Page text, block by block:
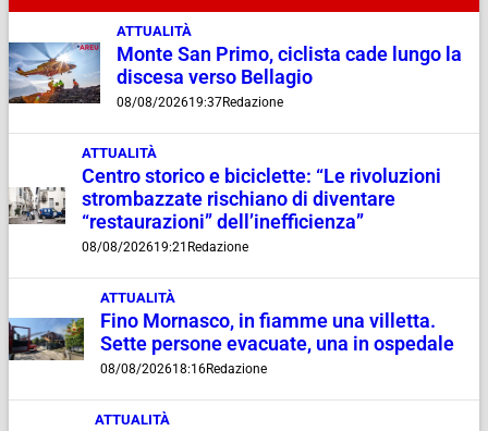
ATTUALITÀ
Monte San Primo, ciclista cade lungo la
discesa verso Bellagio
08/08/202619:37Redazione
ATTUALITÀ
Centro storico e biciclette: “Le rivoluzioni
strombazzate rischiano di diventare
“restaurazioni” dell’inefficienza”
08/08/202619:21 Redazione
ATTUALITÀ
Fino Mornasco, in fiamme una villetta.
Sette persone evacuate, una in ospedale
08/08/202618:16Redazione
ATTUALITÀ